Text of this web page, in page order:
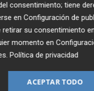
consentimiento; tiene
enConfiguración de
retirar su consentimiento
momento en
.Política de privacidad
ACEPTAR TODO